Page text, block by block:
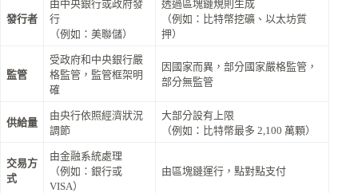
發行者
由中央銀行或政府發
行
（例如：美聯儲）
透過區塊鏈規則生成
（例如：比特幣挖礦、以太坊質
押）
監管
受政府和中央銀行嚴
格監管，監管框架明
確
因國家而異，部分國家嚴格監管，
部分無監管
供給量
由央行依照經濟狀況
調節
大部分設有上限
（例如：比特幣最多 2,100 萬顆）
交易方
式
由金融系統處理
（例如：銀行或
VISA）
由區塊鏈運行，點對點支付